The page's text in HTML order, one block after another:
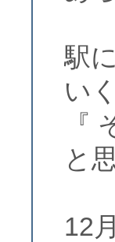
駅
い
『
と
12